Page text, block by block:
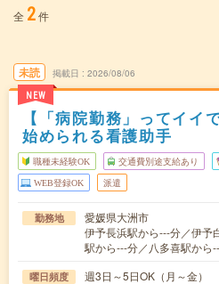
全 2件
未読
NEW
掲載日 2026/08/06
【「病院勤務」ってイイ
始められる看護助手
職種未経験OK 交通費別途支給あり
WEB登録OK 派遣
勤務地
愛媛県大洲市
伊予長浜駅から---分／伊予
駅から---分／八多喜駅から
曜日頻度 週3日～5日OK（月～金